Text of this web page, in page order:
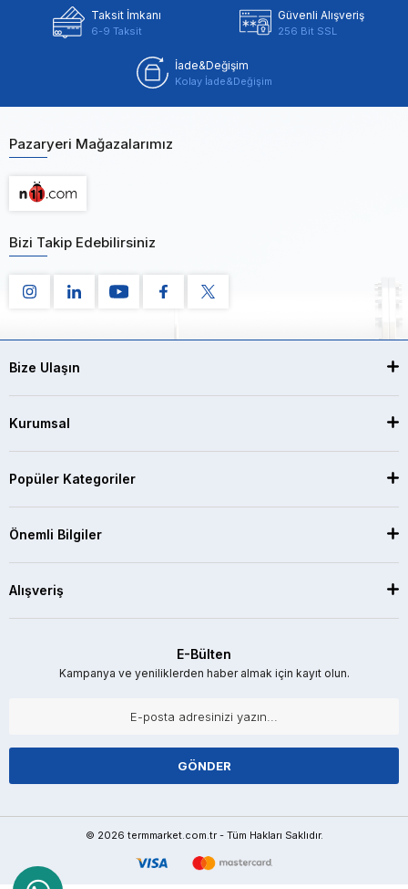
Taksit İmkanı
6-9 Taksit
Güvenli Alışveriş
256 Bit SSL
İade&Değişim
Kolay İade&Değişim
Pazaryeri Mağazalarımız
Bizi Takip Edebilirsiniz
Bize Ulaşın
Kurumsal
Popüler Kategoriler
Önemli Bilgiler
Alışveriş
E-Bülten
Kampanya ve yeniliklerden haber almak için kayıt olun.
GÖNDER
© 2026 termmarket.com.tr - Tüm Hakları Saklıdır.